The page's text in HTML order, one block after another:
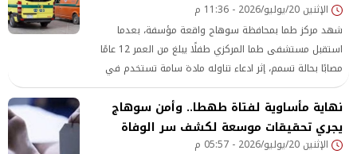
الإثنين 20/يوليو/2026 - 11:36 م
شهد مركز طما بمحافظة سوهاج واقعة مؤسفة، بعدما
استقبل مستشفى طما المركزي طفلًا يبلغ من العمر 12 عامًا
مصابًا بحالة تسمم، إثر ادعاء تناوله مادة سامة تستخدم في
مكافحة القوارض سم فئران ، حيث تدخل الفريق الطبي على
الفور لإنقاذه،
نهاية مأساوية لفتاة طهطا.. وأمن سوهاج
يجري تحقيقات موسعة لكشف سر الوفاة
الإثنين 20/يوليو/2026 - 05:57 م